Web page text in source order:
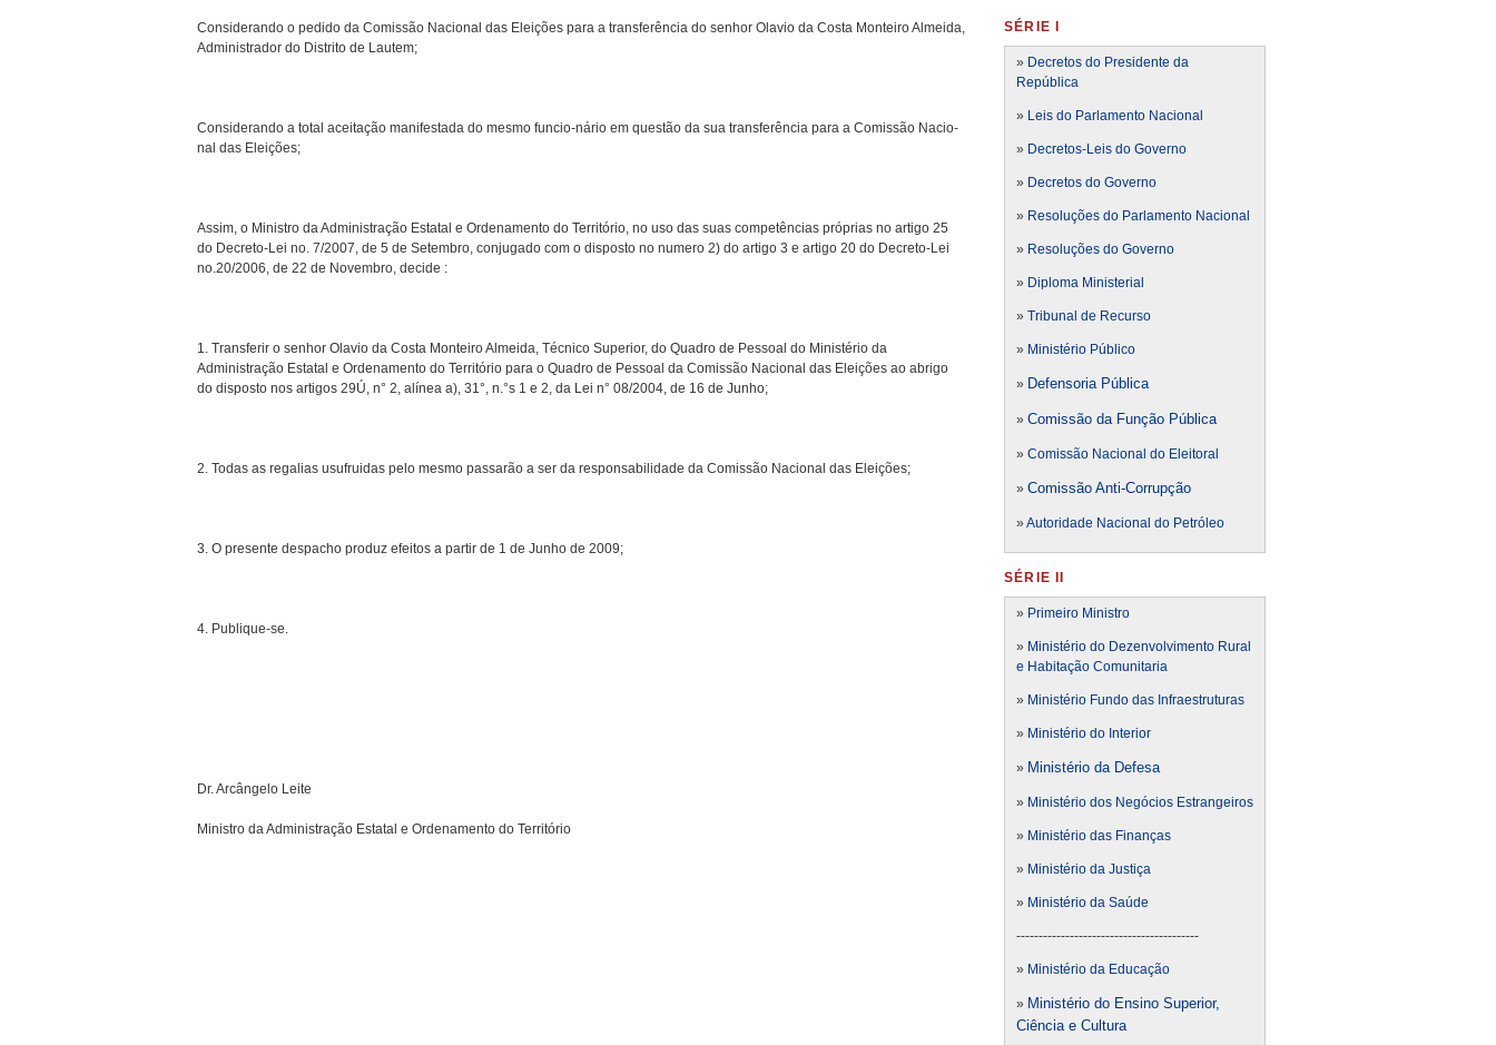
Considerando o pedido da Comissão Nacional das Eleições para a transferência do senhor Olavio da Costa Monteiro Almeida,
Administrador do Distrito de Lautem;
Considerando a total aceitação manifestada do mesmo funcio-nário em questão da sua transferência para a Comissão Nacio-
nal das Eleições;
Assim, o Ministro da Administração Estatal e Ordenamento do Território, no uso das suas competências próprias no artigo 25
do Decreto-Lei no. 7/2007, de 5 de Setembro, conjugado com o disposto no numero 2) do artigo 3 e artigo 20 do Decreto-Lei
no.20/2006, de 22 de Novembro, decide :
1. Transferir o senhor Olavio da Costa Monteiro Almeida, Técnico Superior, do Quadro de Pessoal do Ministério da
Administração Estatal e Ordenamento do Território para o Quadro de Pessoal da Comissão Nacional das Eleições ao abrigo
do disposto nos artigos 29Ú, n° 2, alínea a), 31°, n.°s 1 e 2, da Lei n° 08/2004, de 16 de Junho;
2. Todas as regalias usufruidas pelo mesmo passarão a ser da responsabilidade da Comissão Nacional das Eleições;
3. O presente despacho produz efeitos a partir de 1 de Junho de 2009;
4. Publique-se.
Dr. Arcângelo Leite
Ministro da Administração Estatal e Ordenamento do Território
SÉRIE I
» Decretos do Presidente da
República
» Leis do Parlamento Nacional
» Decretos-Leis do Governo
» Decretos do Governo
» Resoluções do Parlamento Nacional
» Resoluções do Governo
» Diploma Ministerial
» Tribunal de Recurso
» Ministério Público
» Defensoria Pública
» Comissão da Função Pública
» Comissão Nacional do Eleitoral
» Comissão Anti-Corrupção
» Autoridade Nacional do Petróleo
SÉRIE II
» Primeiro Ministro
» Ministério do Dezenvolvimento Rural
e Habitação Comunitaria
» Ministério Fundo das Infraestruturas
» Ministério do Interior
» Ministério da Defesa
» Ministério dos Negócios Estrangeiros
» Ministério das Finanças
» Ministério da Justiça
» Ministério da Saúde
-----------------------------------------
» Ministério da Educação
» Ministério do Ensino Superior,
Ciência e Cultura